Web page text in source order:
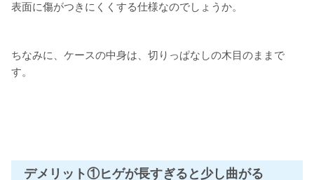
表面に傷がつきにくくする仕様なのでしょうか。
ちなみに、ケースの中身は、切りっぱなしの木目のままで
す。
デメリット①ヒゲが長すぎると少し曲がる